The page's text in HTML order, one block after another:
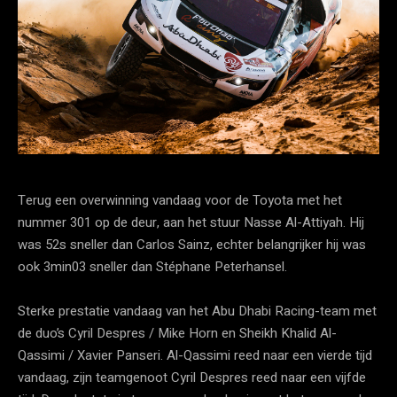
Terug een overwinning vandaag voor de Toyota met het
nummer 301 op de deur, aan het stuur Nasse Al-Attiyah. Hij
was 52s sneller dan Carlos Sainz, echter belangrijker hij was
ook 3min03 sneller dan Stéphane Peterhansel.
Sterke prestatie vandaag van het Abu Dhabi Racing-team met
de duo’s Cyril Despres / Mike Horn en Sheikh Khalid Al-
Qassimi / Xavier Panseri. Al-Qassimi reed naar een vierde tijd
vandaag, zijn teamgenoot Cyril Despres reed naar een vijfde